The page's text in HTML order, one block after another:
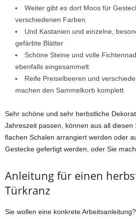
Weiter gibt es dort Moos für
verschiedenen Farben
Und Kastanien und einzelne,
gefärbte Blätter
Schöne Steine und volle
ebenfalls eingesammelt
Reife Preiselbeeren und
machen den Sammelkorb komplett
Sehr schöne und sehr herbstliche
Jahreszeit passen, können aus all diesen
flachen Schalen arrangiert werden oder
Gestecke gefertigt werden, oder Sie
Anleitung für einen
Türkranz
Sie wollen eine konkrete